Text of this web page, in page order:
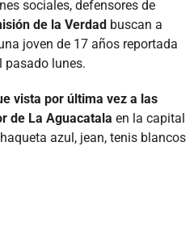
sociales, defensores de
de la Verdad buscan a
joven de 17 años reportada
pasado lunes.
vista por última vez a las
de La Aguacatala en la capital
azul, jean, tenis blancos